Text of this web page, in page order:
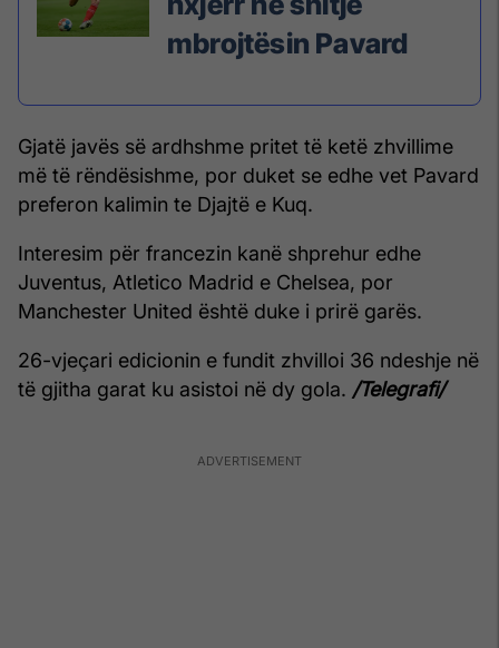
mbrojtësin Pavard
Gjatë javës së ardhshme pritet të ketë zhvillime
më të rëndësishme, por duket se edhe vet Pavard
preferon kalimin te Djajtë e Kuq.
Interesim për francezin kanë shprehur edhe
Juventus, Atletico Madrid e Chelsea, por
Manchester United është duke i prirë garës.
26-vjeçari edicionin e fundit zhvilloi 36 ndeshje në
të gjitha garat ku asistoi në dy gola. /Telegrafi/